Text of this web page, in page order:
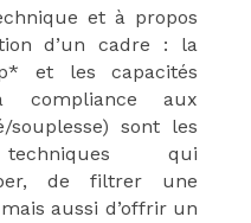
et à propos
d’un cadre : la
et les capacités
compliance aux
souplesse) sont les
techniques qui
de filtrer une
aussi d’offrir un